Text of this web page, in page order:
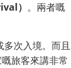
） 。兩者嘅
多次入境。而且
旅客來講非常